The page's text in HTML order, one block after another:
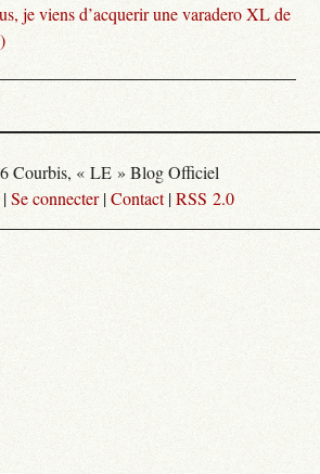
je viens d’acquerir une varadero XL de
Courbis, « LE » Blog Officiel
|Se connecter|Contact|RSS 2.0